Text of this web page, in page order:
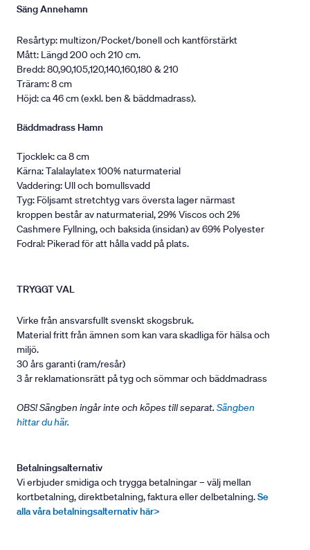
Säng Annehamn
Resårtyp: multizon/Pocket/bonell och kantförstärkt
Mått: Längd 200 och 210 cm.
Bredd: 80,90,105,120,140,160,180 & 210
Träram: 8 cm
Höjd: ca 46 cm (exkl. ben & bäddmadrass).
Bäddmadrass Hamn
Tjocklek: ca 8 cm
Kärna: Talalaylatex 100% naturmaterial
Vaddering: Ull och bomullsvadd
Tyg: Följsamt stretchtyg vars översta lager närmast
kroppen består av naturmaterial, 29% Viscos och 2%
Cashmere Fyllning, och baksida (insidan) av 69% Polyester
Fodral: Pikerad för att hålla vadd på plats.
TRYGGT VAL
Virke från ansvarsfullt svenskt skogsbruk.
Material fritt från ämnen som kan vara skadliga för hälsa och
miljö.
30 års garanti (ram/resår)
3 år reklamationsrätt på tyg och sömmar och bäddmadrass
OBS! Sängben ingår inte och köpes till separat. Sängben
hittar du här.
Betalningsalternativ
Vi erbjuder smidiga och trygga betalningar – välj mellan
kortbetalning, direktbetalning, faktura eller delbetalning.Se
alla våra betalningsalternativ här>